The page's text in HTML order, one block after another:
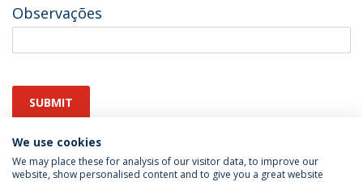
Observações
SUBMIT
We use cookies
We may place these for analysis of our visitor data, to improve our
website, show personalised content and to give you a great website